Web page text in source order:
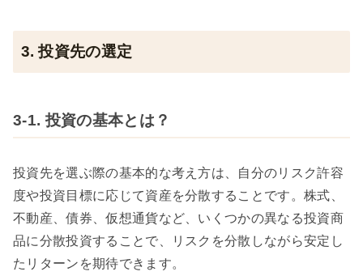
3. 投資先の選定
3-1. 投資の基本とは？
投資先を選ぶ際の基本的な考え方は、自分のリスク許容
度や投資目標に応じて資産を分散することです。株式、
不動産、債券、仮想通貨など、いくつかの異なる投資商
品に分散投資することで、リスクを分散しながら安定し
たリターンを期待できます。